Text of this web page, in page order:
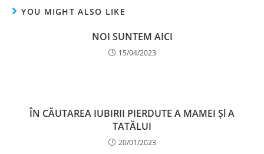
YOU MIGHT ALSO LIKE
NOI SUNTEM AICI
15/04/2023
ÎN CĂUTAREA IUBIRII PIERDUTE A MAMEI Șl A
TATĂLUI
20/01/2023